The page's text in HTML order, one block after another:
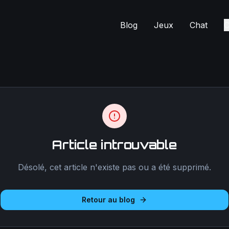
Blog Jeux Chat
Article introuvable
Désolé, cet article n'existe pas ou a été supprimé.
Retour au blog